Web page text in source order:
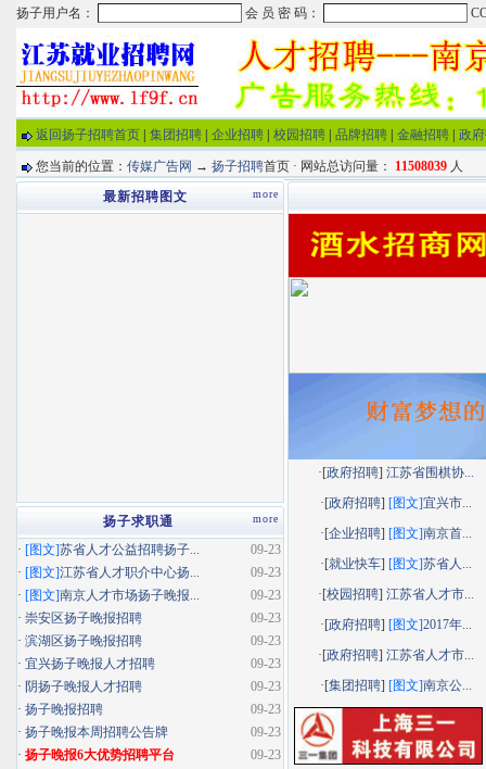
返回扬子招聘首页 集团招聘 企业招聘 校园招聘 品牌招聘 金融招聘 政
您当前的位置： 传媒广告网 → 扬子招聘首页 · 网站总访问量： 11508039 人
·[政府招聘]江苏省围棋协...
·[政府招聘] [图文]宜兴市...
·[企业招聘] [图文]南京首...
·[就业快车] [图文]苏省人...
·[校园招聘]江苏省人才市...
·[政府招聘] [图文]2017年...
·[政府招聘]江苏省人才市...
·[集团招聘] [图文]南京公...
more
最新招聘图文
more
扬子求职通
09-23
· [图文]苏省人才公益招聘扬子...
09-23
· [图文]江苏省人才职介中心扬...
09-23
· [图文]南京人才市场扬子晚报...
09-23
· 崇安区扬子晚报招聘
09-23
· 滨湖区扬子晚报招聘
09-23
· 宜兴扬子晚报人才招聘
09-23
· 阴扬子晚报人才招聘
09-23
· 扬子晚报招聘
09-23
· 扬子晚报本周招聘公告牌
09-23
· 扬子晚报6大优势招聘平台